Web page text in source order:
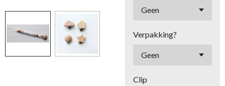
Verpakking?
Clip